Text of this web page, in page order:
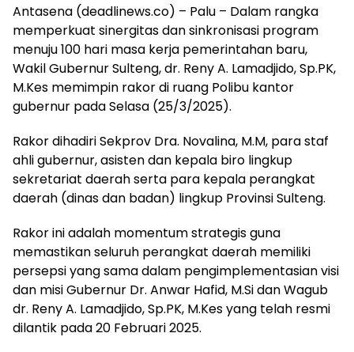
Antasena (deadlinews.co) – Palu – Dalam rangka
memperkuat sinergitas dan sinkronisasi program
menuju 100 hari masa kerja pemerintahan baru,
Wakil Gubernur Sulteng, dr. Reny A. Lamadjido, Sp.PK,
M.Kes memimpin rakor di ruang Polibu kantor
gubernur pada Selasa (25/3/2025).
Rakor dihadiri Sekprov Dra. Novalina, M.M, para staf
ahli gubernur, asisten dan kepala biro lingkup
sekretariat daerah serta para kepala perangkat
daerah (dinas dan badan) lingkup Provinsi Sulteng.
Rakor ini adalah momentum strategis guna
memastikan seluruh perangkat daerah memiliki
persepsi yang sama dalam pengimplementasian visi
dan misi Gubernur Dr. Anwar Hafid, M.Si dan Wagub
dr. Reny A. Lamadjido, Sp.PK, M.Kes yang telah resmi
dilantik pada 20 Februari 2025.